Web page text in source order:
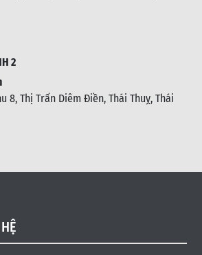
2
8, Thị Trấn Diêm Điền, Thái Thuỵ, Thái